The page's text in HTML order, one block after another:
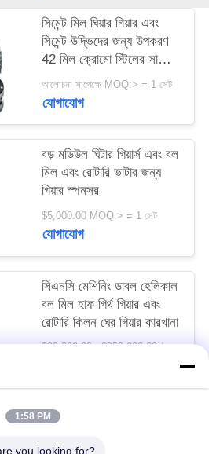
সিমেন্ট মিল ঘিয়ার গিয়ার এবং
সিমেন্ট উদ্ভিদের জন্য উপকরণ
42 মিল ক্রোমো স্টিলের সাথে
মিল মিল ঘিটার গিয়ার
আলোচনা সাপেক্ষে MOQ:> = 1 সেট
যোগাযোগ
বড় মডিউল ঘিটার গিয়ার্স এবং বল
মিল এবং রোটারি ভাটার জন্য
গিয়ার স্পনসর
$5,000.00 MOQ:> = 1 সেট
যোগাযোগ
সিএনসি মেশিনিং ডাবল হেলিকাল
বল মিল হাফ গির্থ গিয়ার এবং
রোটারি কিলন ঘের গিয়ার কারখানা
$20,000.00 - $250,000.00 / Set MOQ:1 সেট / সেট
1:58 PM
you looking for?